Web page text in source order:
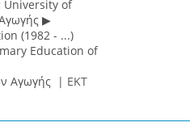
University of
▶
(1982 - ...)
Education of
Αγωγής | ΕΚΤ